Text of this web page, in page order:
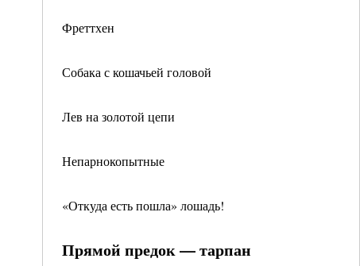
Фреттхен
Собака с кошачьей головой
Лев на золотой цепи
Непарнокопытные
«Откуда есть пошла» лошадь!
Прямой предок — тарпан